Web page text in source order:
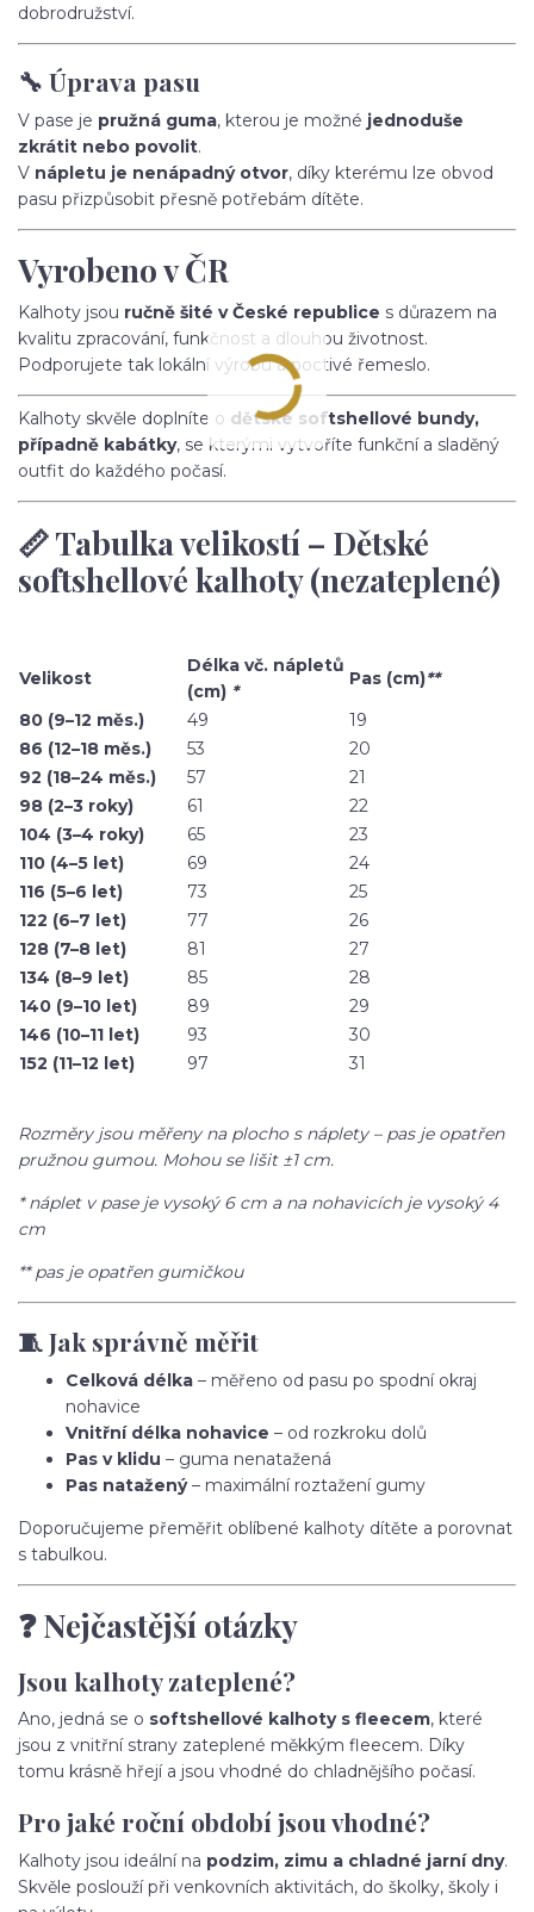
dobrodružství.
🔧 Úprava pasu
V pase je pružná guma, kterou je možné jednoduše
zkrátit nebo povolit.
V nápletu je nenápadný otvor, díky kterému lze obvod
pasu přizpůsobit přesně potřebám dítěte.
Vyrobeno v ČR
Kalhoty jsou ručně šité v České republice s důrazem na
kvalitu zpracování, funkčnost a dlouhou životnost.
Podporujete tak lokální výrobu a poctivé řemeslo.
Kalhoty skvěle doplníte o dětské softshellové bundy,
případně kabátky, se kterými vytvoříte funkční a sladěný
outfit do každého počasí.
📏 Tabulka velikostí – Dětské
softshellové kalhoty (nezateplené)
Velikost
Délka vč. nápletů
(cm) *
Pas (cm)**
80 (9–12 měs.)
49
19
86 (12–18 měs.)
53
20
92 (18–24 měs.)
57
21
98 (2–3 roky)
61
22
104 (3–4 roky)
65
23
110 (4–5 let)
69
24
116 (5–6 let)
73
25
122 (6–7 let)
77
26
128 (7–8 let)
81
27
134 (8–9 let)
85
28
140 (9–10 let)
89
29
146 (10–11 let)
93
30
152 (11–12 let)
97 31
Rozměry jsou měřeny na plocho s náplety – pas je opatřen
pružnou gumou. Mohou se lišit ±1 cm.
* náplet v pase je vysoký 6 cm a na nohavicích je vysoký 4
cm
** pas je opatřen gumičkou
🧵 Jak správně měřit
Celková délka – měřeno od pasu po spodní okraj
nohavice
Vnitřní délka nohavice – od rozkroku dolů
Pas v klidu – guma nenatažená
Pas natažený– maximální roztažení gumy
Doporučujeme přeměřit oblíbené kalhoty dítěte a porovnat
s tabulkou.
❓ Nejčastější otázky
Jsou kalhoty zateplené?
Ano, jedná se o softshellové kalhoty s fleecem, které
jsou z vnitřní strany zateplené měkkým fleecem. Díky
tomu krásně hřejí a jsou vhodné do chladnějšího počasí.
Pro jaké roční období jsou vhodné?
Kalhoty jsou ideální na podzim, zimu a chladné jarní dny.
Skvěle poslouží při venkovních aktivitách, do školky, školy i